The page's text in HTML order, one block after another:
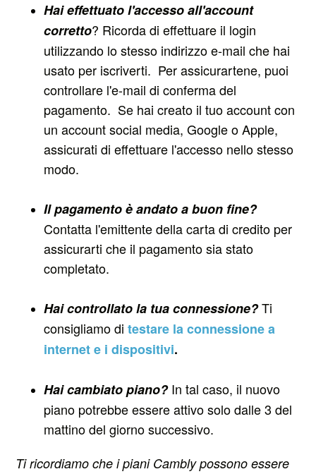
Hai effettuato l'accesso all'account
corretto? Ricorda di effettuare il login
utilizzando lo stesso indirizzo e-mail che hai
usato per iscriverti. Per assicurartene, puoi
controllare l'e-mail di conferma del
pagamento. Se hai creato il tuo account con
un account social media, Google o Apple,
assicurati di effettuare l'accesso nello stesso
modo.
Il pagamento è andato a buon fine?
Contatta l'emittente della carta di credito per
assicurarti che il pagamento sia stato
completato.
Hai controllato la tua connessione?Ti
consigliamo ditestare la connessione a
internet e i dispositivi.
Hai cambiato piano?In tal caso, il nuovo
piano potrebbe essere attivo solo dalle 3 del
mattino del giorno successivo.
Ti ricordiamo che i piani Cambly possono essere